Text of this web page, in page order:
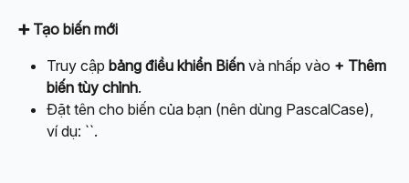
➕ Tạo biến mới
Truy cập bảng điều khiển Biến và nhấp vào + Thêm
biến tùy chỉnh.
Đặt tên cho biến của bạn (nên dùng PascalCase),
ví dụ: ``.